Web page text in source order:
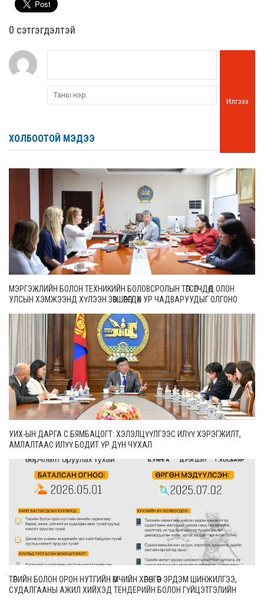
0 cэтгэгдэлтэй
Илгээх
ХОЛБООТОЙ МЭДЭЭ
МЭРГЭЖЛИЙН БОЛОН ТЕХНИКИЙН БОЛОВСРОЛЫН ТӨГСӨГЧДӨД ОЛОН
УЛСЫН ХЭМЖЭЭНД ХҮЛЭЭН ЗӨВШӨӨРӨГДӨХ УР ЧАДВАРУУДЫГ ОЛГОНО
УИХ-ЫН ДАРГА С.БЯМБАЦОГТ: ХЭЛЭЛЦҮҮЛГЭЭС ИЛҮҮ ХЭРЭГЖИЛТ,
АМЛАЛТААС ИЛҮҮ БОДИТ ҮР ДҮН ЧУХАЛ
ТӨРИЙН БОЛОН ОРОН НУТГИЙН ӨМЧИЙН ХӨРӨНГӨӨР ЭРДЭМ ШИНЖИЛГЭЭ,
СУДАЛГААНЫ АЖИЛ ХИЙХЭД ТЕНДЕРИЙН БОЛОН ГҮЙЦЭТГЭЛИЙН